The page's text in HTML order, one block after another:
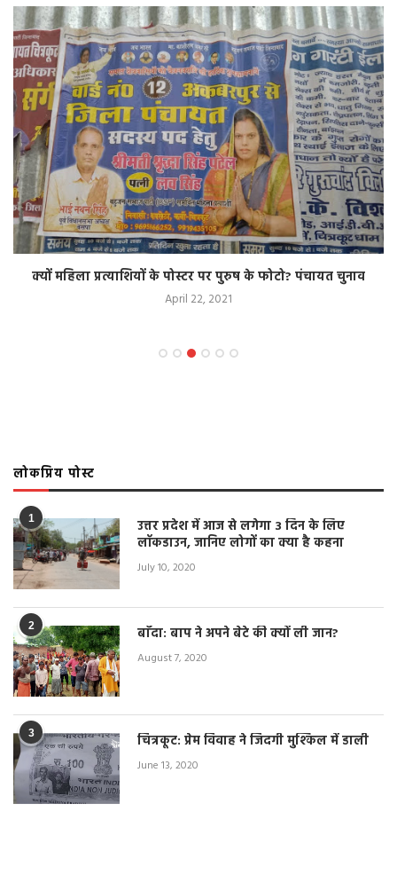
क्यों महिला प्रत्याशियों के पोस्टर पर पुरुष के फोटो? पंचायत चुनाव
April 22, 2021
लोकप्रिय पोस्ट
1
उत्तर प्रदेश में आज से लगेगा 3 दिन के लिए
लॉकडाउन, जानिए लोगों का क्या है कहना
July 10, 2020
2 बाँदा: बाप ने अपने बेटे की क्यों ली जान?
August 7, 2020
3 चित्रकूट: प्रेम विवाह ने जिंदगी मुश्किल में डाली
June 13, 2020